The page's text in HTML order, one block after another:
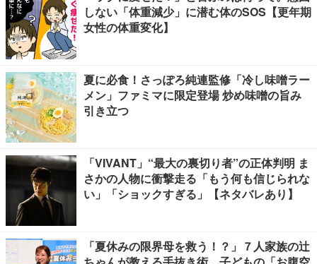
しない「体重減少」に潜む体のSOS【更年期
女性の体重変化】
夏に必食！さっぽろ純連監修「冷し味噌ラー
メン」ファミマに限定登場 炒め味噌の旨み
引き立つ
「VIVANT」“最大の裏切り者”の正体判明 ま
さかの人物に衝撃走る「もう何も信じられな
い」「ショックすぎる」【ネタバレあり】
「夏休みの限界母を救う！？」７人家族の辻